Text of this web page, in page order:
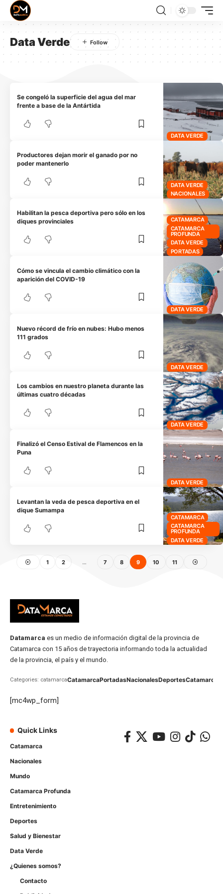
Data Verde
DATA VERDE
Se congeló la superficie del agua del mar
frente a base de la Antártida
DATA VERDE
NACIONALES
Productores dejan morir el ganado por no
poder mantenerlo
CATAMARCA
CATAMARCA
PROFUNDA
DATA VERDE
PORTADAS
Habilitan la pesca deportiva pero sólo en los
diques provinciales
DATA VERDE
Cómo se vincula el cambio climático con la
aparición del COVID-19
DATA VERDE
Nuevo récord de frío en nubes: Hubo menos
111 grados
DATA VERDE
Los cambios en nuestro planeta durante las
últimas cuatro décadas
DATA VERDE
Finalizó el Censo Estival de Flamencos en la
Puna
CATAMARCA
CATAMARCA
PROFUNDA
DATA VERDE
Levantan la veda de pesca deportiva en el
dique Sumampa
1 2 … 7 8 9 10 11
Datamarca es un medio de información digital de la provincia de
Catamarca con 15 años de trayectoria informando toda la actualidad
de la provincia, el país y el mundo.
Categories: catamarcaCatamarcaPortadasNacionalesDeportesCatamarca
[mc4wp_form]
Quick Links
Catamarca
Nacionales
Mundo
Catamarca Profunda
Entretenimiento
Deportes
Salud y Bienestar
Data Verde
¿Quienes somos?
Contacto